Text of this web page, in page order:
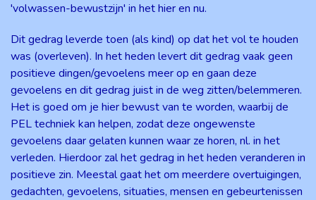
'volwassen-bewustzijn' in het hier en nu.
Dit gedrag leverde toen (als kind) op dat het vol te houden
was (overleven). In het heden levert dit gedrag vaak geen
positieve dingen/gevoelens meer op en gaan deze
gevoelens en dit gedrag juist in de weg zitten/belemmeren.
Het is goed om je hier bewust van te worden, waarbij de
PEL techniek kan helpen, zodat deze ongewenste
gevoelens daar gelaten kunnen waar ze horen, nl. in het
verleden. Hierdoor zal het gedrag in het heden veranderen in
positieve zin. Meestal gaat het om meerdere overtuigingen,
gedachten, gevoelens, situaties, mensen en gebeurtenissen